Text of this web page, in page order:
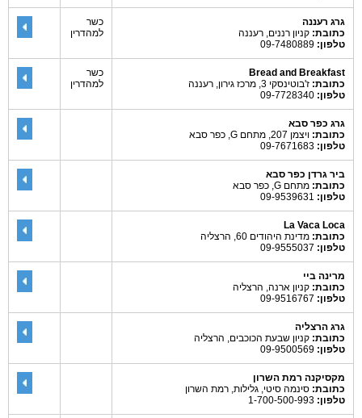
גרג רעננה
כתובת: קניון רננים, רעננה
טלפון:
כשר
למהדרין
Bread and Breakfast
כתובת: ז'בוטינסקי 3, מרכז גירון, רעננה
טלפון:
כשר
למהדרין
גרג כפר סבא
כתובת: ויצמן 207, מתחם G, כפר סבא
טלפון:
ביר גרדן כפר סבא
כתובת: מתחם G, כפר סבא
טלפון:
La Vaca Loca
כתובת: מדינת היהודים 60, הרצליה
טלפון:
מרינה ביי
כתובת: קניון ארנה, הרצליה
טלפון:
גרג הרצליה
כתובת: קניון שבעת הכוכבים, הרצליה
טלפון:
מקסיקנה רמת השרון
כתובת: סינמה סיטי, גלילות, רמת השרון
טלפון: